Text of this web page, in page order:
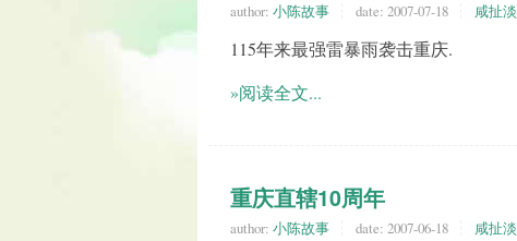
author: 小陈故事 date: 2007-07-18 咸扯淡
115年来最强雷暴雨袭击重庆.
»阅读全文...
重庆直辖10周年
author: 小陈故事 date: 2007-06-18 咸扯淡